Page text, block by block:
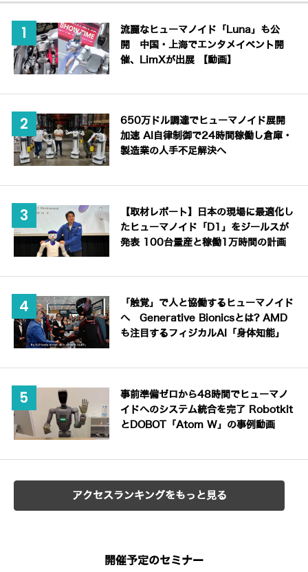
流麗なヒューマノイド「Luna」も公
開 中国・上海でエンタメイベント開
催、LimXが出展 【動画】
650万ドル調達でヒューマノイド展開
加速 AI自律制御で24時間稼働し倉庫・
製造業の人手不足解決へ
【取材レポート】日本の現場に最適化し
たヒューマノイド「D1」をジールスが
発表 100台量産と稼働1万時間の計画
「触覚」で人と協働するヒューマノイド
へ Generative Bionicsとは? AMD
も注目するフィジカルAI「身体知能」
事前準備ゼロから48時間でヒューマノ
イドへのシステム統合を完了 Robotkit
とDOBOT「Atom W」の事例動画
アクセスランキングをもっと見る
開催予定のセミナー